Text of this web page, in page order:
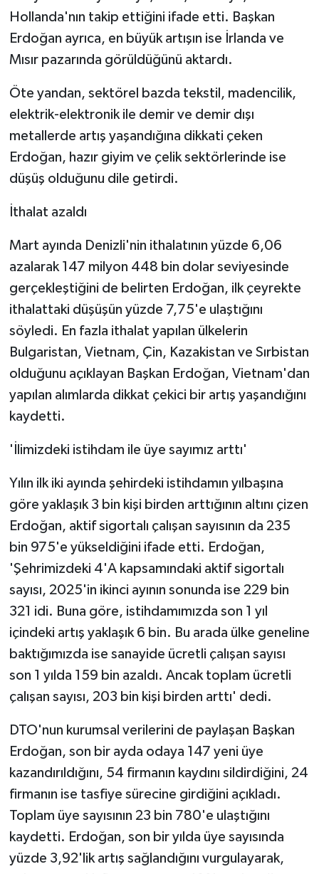
Hollanda'nın takip ettiğini ifade etti. Başkan
Erdoğan ayrıca, en büyük artışın ise İrlanda ve
Mısır pazarında görüldüğünü aktardı.
Öte yandan, sektörel bazda tekstil, madencilik,
elektrik-elektronik ile demir ve demir dışı
metallerde artış yaşandığına dikkati çeken
Erdoğan, hazır giyim ve çelik sektörlerinde ise
düşüş olduğunu dile getirdi.
İthalat azaldı
Mart ayında Denizli'nin ithalatının yüzde 6,06
azalarak 147 milyon 448 bin dolar seviyesinde
gerçekleştiğini de belirten Erdoğan, ilk çeyrekte
ithalattaki düşüşün yüzde 7,75'e ulaştığını
söyledi. En fazla ithalat yapılan ülkelerin
Bulgaristan, Vietnam, Çin, Kazakistan ve Sırbistan
olduğunu açıklayan Başkan Erdoğan, Vietnam'dan
yapılan alımlarda dikkat çekici bir artış yaşandığını
kaydetti.
'İlimizdeki istihdam ile üye sayımız arttı'
Yılın ilk iki ayında şehirdeki istihdamın yılbaşına
göre yaklaşık 3 bin kişi birden arttığının altını çizen
Erdoğan, aktif sigortalı çalışan sayısının da 235
bin 975'e yükseldiğini ifade etti. Erdoğan,
'Şehrimizdeki 4'A kapsamındaki aktif sigortalı
sayısı, 2025'in ikinci ayının sonunda ise 229 bin
321 idi. Buna göre, istihdamımızda son 1 yıl
içindeki artış yaklaşık 6 bin. Bu arada ülke geneline
baktığımızda ise sanayide ücretli çalışan sayısı
son 1 yılda 159 bin azaldı. Ancak toplam ücretli
çalışan sayısı, 203 bin kişi birden arttı' dedi.
DTO'nun kurumsal verilerini de paylaşan Başkan
Erdoğan, son bir ayda odaya 147 yeni üye
kazandırıldığını, 54 firmanın kaydını sildirdiğini, 24
firmanın ise tasfiye sürecine girdiğini açıkladı.
Toplam üye sayısının 23 bin 780'e ulaştığını
kaydetti. Erdoğan, son bir yılda üye sayısında
yüzde 3,92'lik artış sağlandığını vurgulayarak,